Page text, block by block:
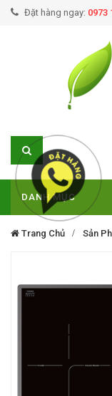
Đặt hàng ngay: 0973
DANH MỤC
Trang Chủ Sản